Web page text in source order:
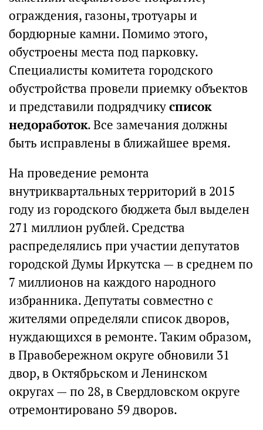
ограждения, газоны, тротуары и
бордюрные камни. Помимо этого,
обустроены места под парковку.
Специалисты комитета городского
обустройства провели приемку объектов
и представили подрядчикусписок
недоработок. Все замечания должны
быть исправлены в ближайшее время.
На проведение ремонта
внутриквартальных территорий в 2015
году из городского бюджета был выделен
271 миллион рублей. Средства
распределялись при участии депутатов
городской Думы Иркутска — в среднем по
7 миллионов на каждого народного
избранника. Депутаты совместно с
жителями определяли список дворов,
нуждающихся в ремонте. Таким образом,
в Правобережном округе обновили 31
двор, в Октябрьском и Ленинском
округах — по 28, в Свердловском округе
отремонтировано 59 дворов.